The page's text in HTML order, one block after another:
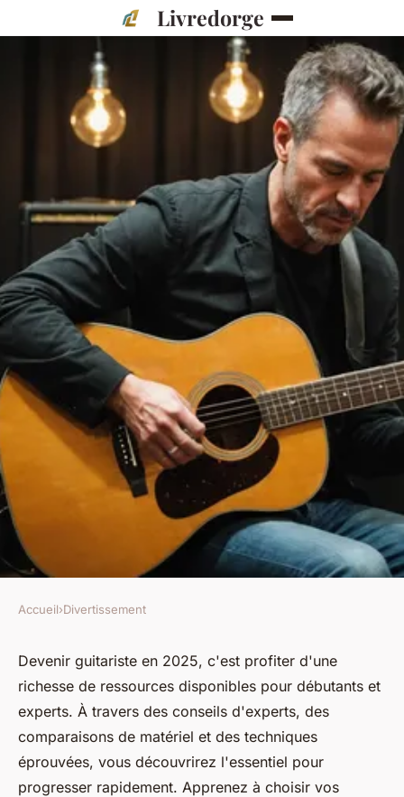
Livredorge
Guitare expert : les
incontournables pour
débutants en 2025
Ali•7 avril 2025•5 min de lecture
Accueil›Divertissement
Devenir guitariste en 2025, c'est profiter d'une
richesse de ressources disponibles pour débutants et
experts. À travers des conseils d'experts, des
comparaisons de matériel et des techniques
éprouvées, vous découvrirez l'essentiel pour
progresser rapidement. Apprenez à choisir vos